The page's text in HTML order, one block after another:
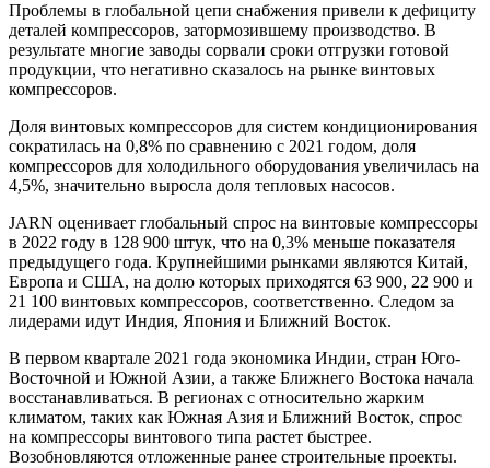
Проблемы в глобальной цепи снабжения привели к дефициту
деталей компрессоров, затормозившему производство. В
результате многие заводы сорвали сроки отгрузки готовой
продукции, что негативно сказалось на рынке винтовых
компрессоров.
Доля винтовых компрессоров для систем кондиционирования
сократилась на 0,8% по сравнению с 2021 годом, доля
компрессоров для холодильного оборудования увеличилась на
4,5%, значительно выросла доля тепловых насосов.
JARN оценивает глобальный спрос на винтовые компрессоры
в 2022 году в 128 900 штук, что на 0,3% меньше показателя
предыдущего года. Крупнейшими рынками являются Китай,
Европа и США, на долю которых приходятся 63 900, 22 900 и
21 100 винтовых компрессоров, соответственно. Следом за
лидерами идут Индия, Япония и Ближний Восток.
В первом квартале 2021 года экономика Индии, стран Юго-
Восточной и Южной Азии, а также Ближнего Востока начала
восстанавливаться. В регионах с относительно жарким
климатом, таких как Южная Азия и Ближний Восток, спрос
на компрессоры винтового типа растет быстрее.
Возобновляются отложенные ранее строительные проекты.